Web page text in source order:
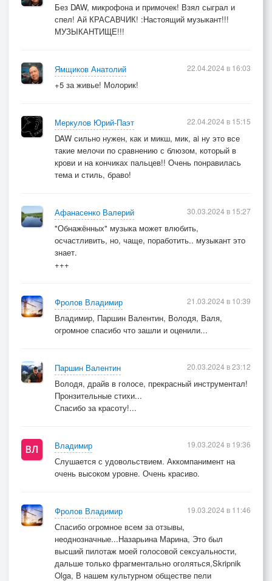
Знает так же он что,
Встретив те глаза,
Свидетельство о публикации №124031404148
Без DAW, микрофона и примочек! Взял сыграл и
спел! Ай КРАСАВЧИК! :Настоящий музыкант!!!
МУЗЫКАНТИЩЕ!!!
Ямщиков Анатолий
+5 за живье! Молорик!
22.04.2024 в 16:03
Меркулов Юрий-Паэт
DAW сильно нужен, как и микш, мик, ai ну это все
такие мелочи по сравнению с блюзом, который в
крови и на кончиках пальцев!! Очень понравилась
тема и стиль, браво!
22.04.2024 в 15:15
Афанасенко Валерий
"Обнажённых" музыка может влюбить,
осчастливить, но, чаще, поработить.. музыкант это
знает.
+++
30.03.2024 в 15:27
Фролов Владимир
Владимир, Паршин Валентин, Володя, Валя,
огромное спасибо что зашли и оценили...
21.03.2024 в 10:39
Паршин Валентин
Володя, драйв в голосе, прекрасный инструментал!
Пронзительные стихи...
Спасибо за красоту!...
20.03.2024 в 23:12
Владимир
Слушается с удовольствием. Аккомпанимент на
очень высоком уровне. Очень красиво.
19.03.2024 в 19:36
Фролов Владимир
Спасибо огромное всем за отзывы,
неоднозначные...Назарьина Марина, Это был
высший пилотаж моей голосовой сексуальности,
дальше только фрагментально оголяться,Skripnik
Olga, В нашем культурном обществе пели
19.03.2024 в 11:46